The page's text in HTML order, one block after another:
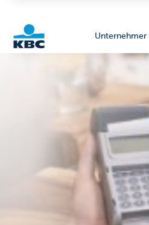
Unternehmer